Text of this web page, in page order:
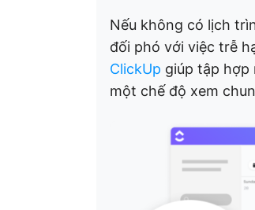
Nếu không có lịch
đối phó với việc trễ
ClickUp giúp tập
một chế độ xem